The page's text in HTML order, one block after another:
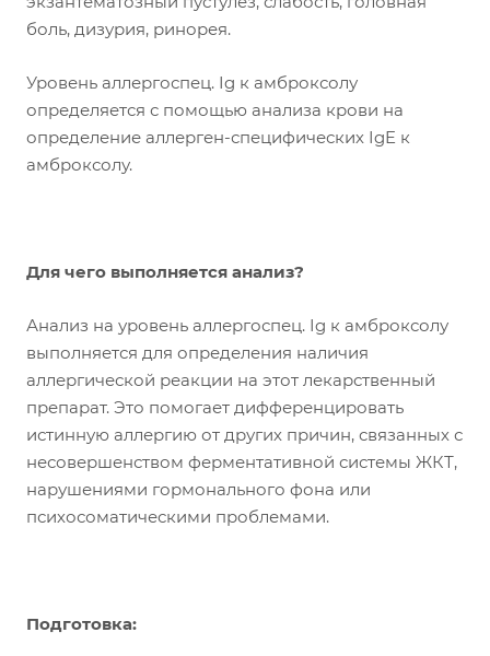
боль, дизурия, ринорея.
Уровень аллергоспец. Ig к амброксолу
определяется с помощью анализа крови на
определение аллерген-специфических IgE к
амброксолу.
Для чего выполняется анализ?
Анализ на уровень аллергоспец. Ig к амброксолу
выполняется для определения наличия
аллергической реакции на этот лекарственный
препарат. Это помогает дифференцировать
истинную аллергию от других причин, связанных с
несовершенством ферментативной системы ЖКТ,
нарушениями гормонального фона или
психосоматическими проблемами.
Подготовка: